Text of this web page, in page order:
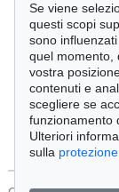
Tutti gli
Solo
Solo
Se viene
questi scopi
sono
quel momento,
vostra
contenuti e
scegliere se
funzionamento
Ulteriori
sulla